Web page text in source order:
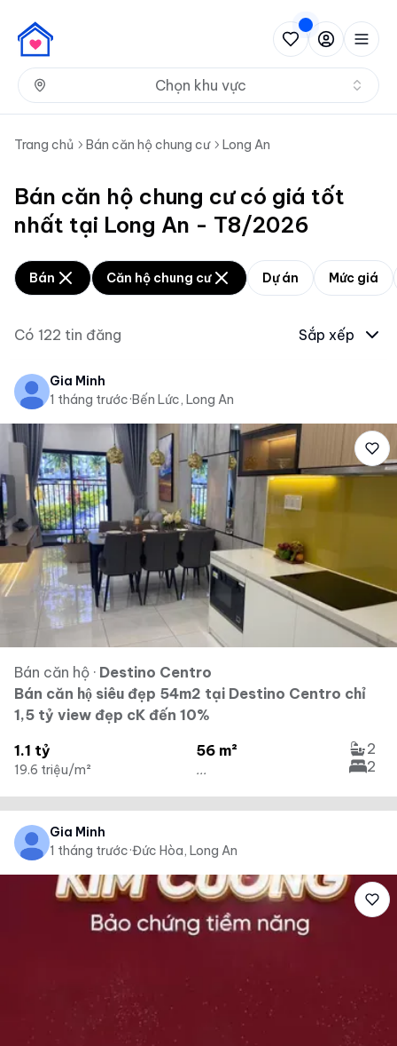
Chọn khu vực
Trang chủ Bán căn hộ chung cư Long An
Bán căn hộ chung cư có giá tốt
nhất tại Long An - T8/2026
Bán Căn hộ chung cư Dự án Mức giá
Có 122 tin đăng Sắp xếp
Gia Minh
1 tháng trước·Bến Lức, Long An
Bán căn hộ · Destino Centro
Bán căn hộ siêu đẹp 54m2 tại Destino Centro chỉ
1,5 tỷ view đẹp cK đến 10%
1.1 tỷ
19.6 triệu/m²
56 m²
...
2
2
Gia Minh
1 tháng trước·Đức Hòa, Long An